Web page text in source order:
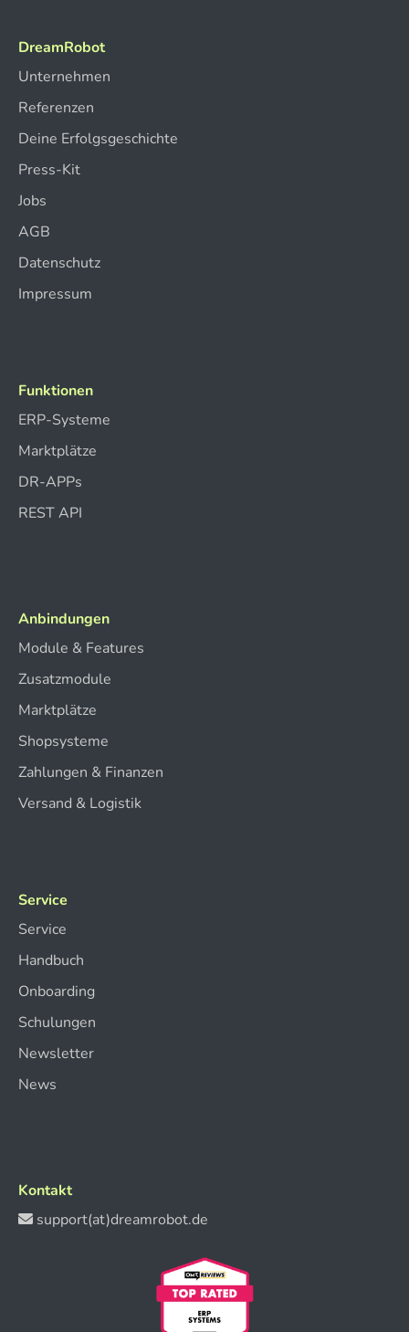
DreamRobot
Unternehmen
Referenzen
Deine Erfolgsgeschichte
Press-Kit
Jobs
AGB
Datenschutz
Impressum
Funktionen
ERP-Systeme
Marktplätze
DR-APPs
REST API
Anbindungen
Module & Features
Zusatzmodule
Marktplätze
Shopsysteme
Zahlungen & Finanzen
Versand & Logistik
Service
Service
Handbuch
Onboarding
Schulungen
Newsletter
News
Kontakt
support(at)dreamrobot.de